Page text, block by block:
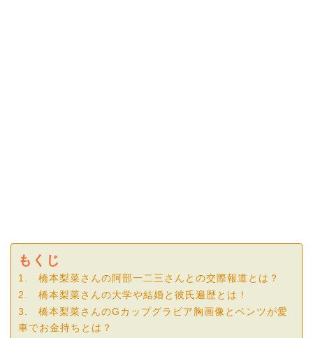
もくじ
1. 橋本梨菜さんの阿部一二三さんとの交際報道とは？
2. 橋本梨菜さんの大学や結婚と彼氏遍歴とは！
3. 橋本梨菜さんのGカップグラビア胸画像とベンツが愛
車でお金持ちとは？